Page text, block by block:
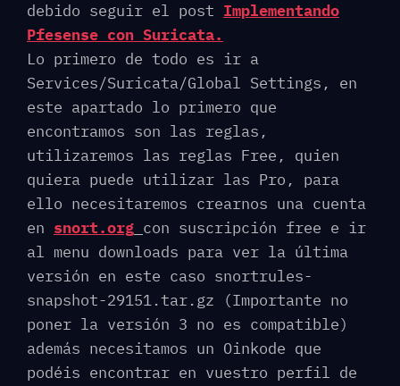
debido seguir el post Implementando
Pfesense con Suricata.
Lo primero de todo es ir a
Services/Suricata/Global Settings, en
este apartado lo primero que
encontramos son las reglas,
utilizaremos las reglas Free, quien
quiera puede utilizar las Pro, para
ello necesitaremos crearnos una cuenta
en snort.org con suscripción free e ir
al menu downloads para ver la última
versión en este caso snortrules-
snapshot-29151.tar.gz (Importante no
poner la versión 3 no es compatible)
además necesitamos un Oinkode que
podéis encontrar en vuestro perfil de